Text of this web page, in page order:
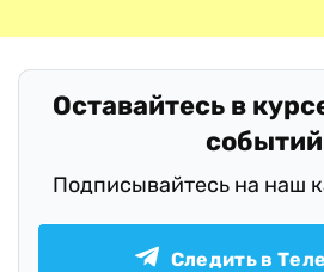
Оставайтесь в
Подписывайтесь на наш
Следить в